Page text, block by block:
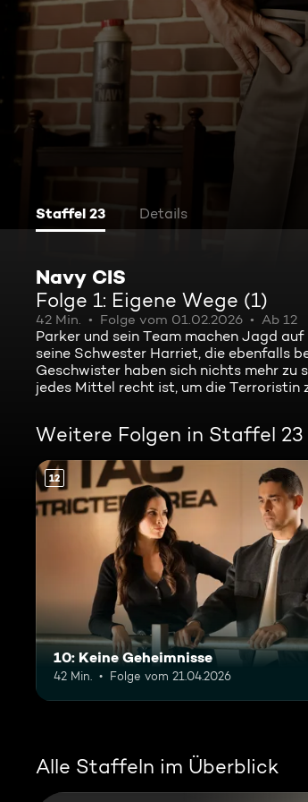
Staffel 23 Details
Navy CIS
Folge 1: Eigene Wege (1)
42 Min. Folge vom 01.02.2026 Ab 12
Parker und sein Team machen Jagd
seine Schwester Harriet, die ebenfalls
Geschwister haben sich nichts mehr
jedes Mittel recht ist, um die Terroristin
Weitere Folgen in Staffel 23
12
10: Keine Geheimnisse
42 Min. Folge vom 21.04.2026
Alle Staffeln im Überblick